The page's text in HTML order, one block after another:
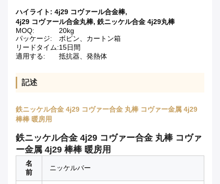
ハイライト: 4j29 コヴァール合金棒,
4j29 コヴァール合金丸棒, 鉄ニッケル合金 4j29丸棒
MOQ:
20kg
パッケージ:
ボビン、カートン箱
リードタイム:15日間
適用する:
抵抗器、発熱体
記述
鉄ニッケル合金 4j29 コヴァー合金 丸棒 コヴァー金属 4j29
棒棒 暖房用
鉄ニッケル合金 4j29 コヴァー合金 丸棒 コヴァ
ー金属 4j29 棒棒 暖房用
名
前
ニッケルバー